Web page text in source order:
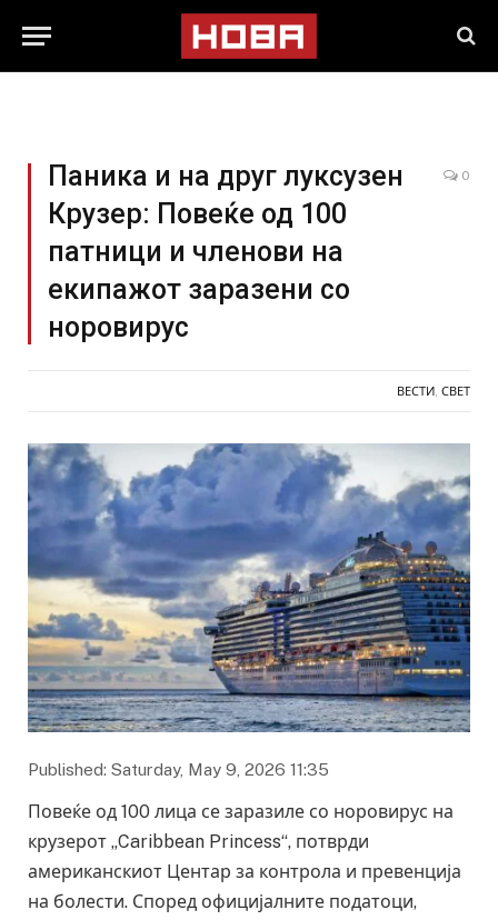
Паника и на друг луксузен
Крузер: Повеќе од 100
патници и членови на
екипажот заразени со
норовирус
0
ВЕСТИ СВЕТ
Published: Saturday, May 9, 2026 11:35
Повеќе од 100 лица се заразиле со норовирус на
крузерот „Caribbean Princess“, потврди
американскиот Центар за контрола и превенција
на болести. Според официјалните податоци,